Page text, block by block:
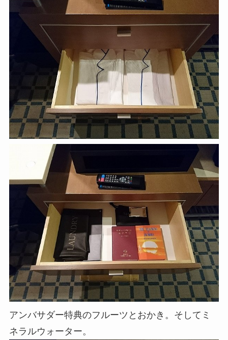
アンバサダー特典のフルーツとおかき。そしてミ
ネラルウォーター。